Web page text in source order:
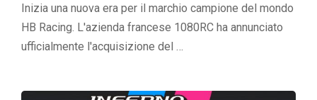
Inizia una nuova era per il marchio campione del mondo
HB Racing. L'azienda francese 1080RC ha annunciato
ufficialmente l'acquisizione del …